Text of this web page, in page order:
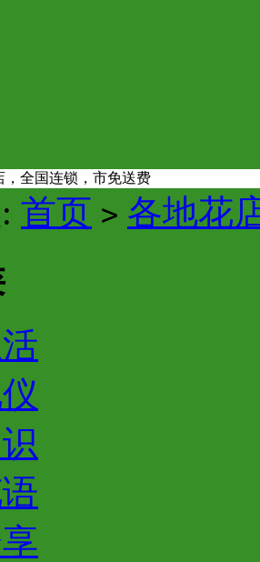
首页 > 各地花